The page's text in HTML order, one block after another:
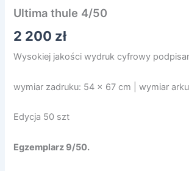
Ultima thule 4/50
2 200 zł
Wysokiej jakości wydruk cyfrowy
wymiar zadruku: 54 x 67 cm | wymiar
Edycja 50 szt
Egzemplarz 9/50.